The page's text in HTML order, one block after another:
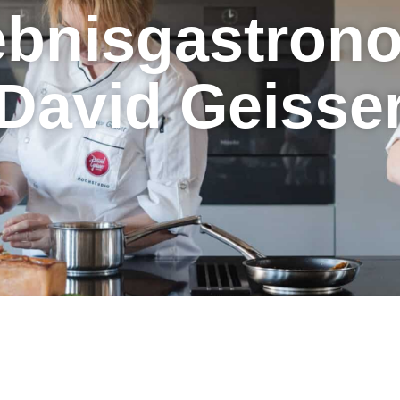
grösste
verrückteste
Gewinnspiel!
Jetzt mitmachen